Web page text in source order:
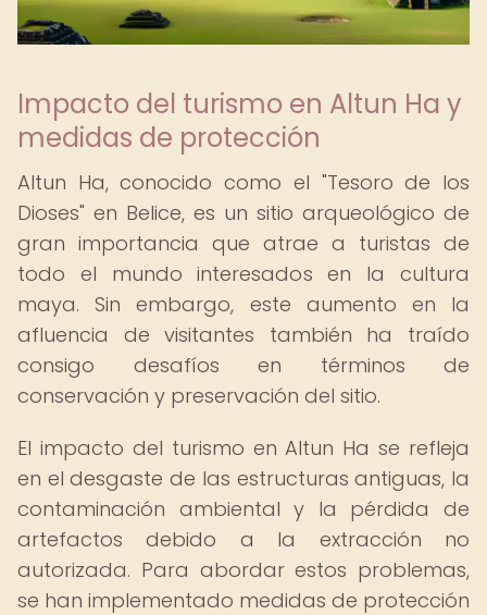
Impacto del turismo en Altun Ha y
medidas de protección
Altun Ha, conocido como el "Tesoro de los
Dioses" en Belice, es un sitio arqueológico de
gran importancia que atrae a turistas de
todo el mundo interesados en la cultura
maya. Sin embargo, este aumento en la
afluencia de visitantes también ha traído
consigo desafíos en términos de
conservación y preservación del sitio.
El impacto del turismo en Altun Ha se refleja
en el desgaste de las estructuras antiguas, la
contaminación ambiental y la pérdida de
artefactos debido a la extracción no
autorizada. Para abordar estos problemas,
se han implementado medidas de protección